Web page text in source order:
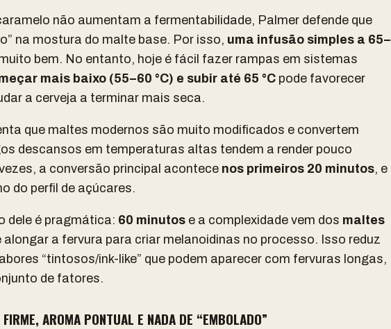
não aumentam a fermentabilidade, Palmer defende que
na mostura do malte base. Por isso, uma infusão simples a 65–
bem. No entanto, hoje é fácil fazer rampas em sistemas
mais baixo (55–60 °C) e subir até 65 °C pode favorecer
a cerveja a terminar mais seca.
que maltes modernos são muito modificados e convertem
descansos em temperaturas altas tendem a render pouco
a conversão principal acontece nos primeiros 20 minutos, e
do perfil de açúcares.
dele é pragmática: 60 minutos e a complexidade vem dos maltes
alongar a fervura para criar melanoidinas no processo. Isso reduz
“tintosos/ink-like” que podem aparecer com fervuras longas,
de fatores.
AROMA PONTUAL E NADA DE “EMBOLADO”